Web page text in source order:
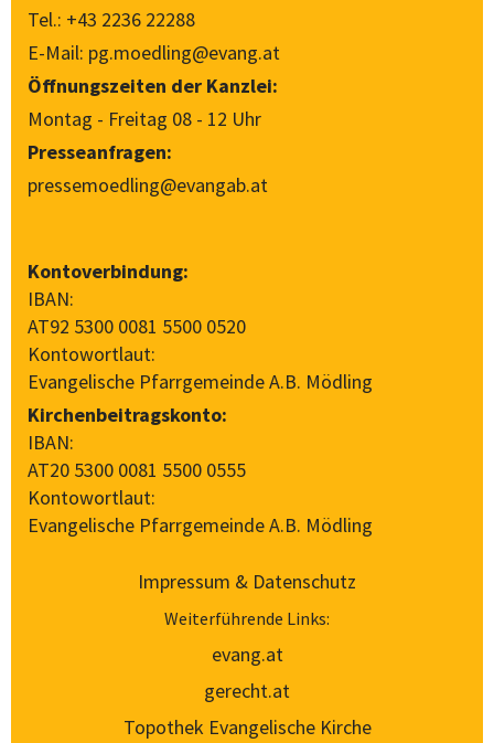
Tel.: +43 2236 22288
E-Mail: pg.moedling@evang.at
Öffnungszeiten der Kanzlei:
Montag - Freitag 08 - 12 Uhr
Presseanfragen:
pressemoedling@evangab.at
Kontoverbindung:
IBAN:
AT92 5300 0081 5500 0520
Kontowortlaut:
Evangelische Pfarrgemeinde A.B. Mödling
Kirchenbeitragskonto:
IBAN:
AT20 5300 0081 5500 0555
Kontowortlaut:
Evangelische Pfarrgemeinde A.B. Mödling
Impressum & Datenschutz
Weiterführende Links:
evang.at
gerecht.at
Topothek Evangelische Kirche